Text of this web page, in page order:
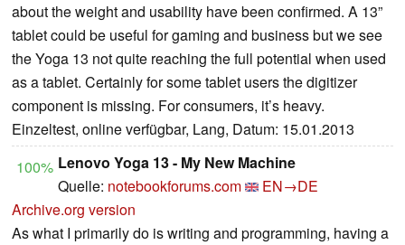
about the weight and usability have been confirmed. A 13”
tablet could be useful for gaming and business but we see
the Yoga 13 not quite reaching the full potential when used
as a tablet. Certainly for some tablet users the digitizer
component is missing. For consumers, it’s heavy.
Einzeltest, online verfügbar, Lang, Datum: 15.01.2013
100% Lenovo Yoga 13 - My New Machine
Quelle: notebookforums.com
EN→DE
Archive.org version
As what I primarily do is writing and programming, having a